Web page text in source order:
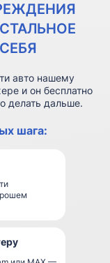
авто нашему
и он бесплатно
делать дальше.
шага: